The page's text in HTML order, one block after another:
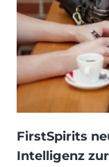
FirstSpirits
Intelligenz